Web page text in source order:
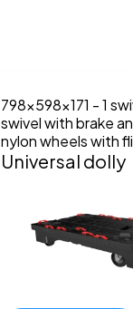
798x598x171 - 1
swivel with brake
nylon wheels with
Universal dolly